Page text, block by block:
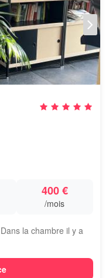
400 €
/mois
la chambre il y a